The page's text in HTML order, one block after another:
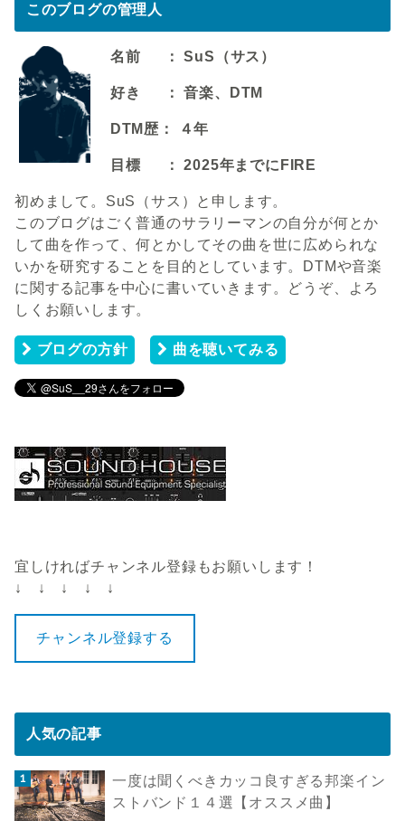
このブログの管理人
名前 ： SuS（サス）
好き ： 音楽、DTM
DTM歴： ４年
目標 ： 2025年までにFIRE
初めまして。SuS（サス）と申します。
このブログはごく普通のサラリーマンの自分が何とか
して曲を作って、何とかしてその曲を世に広められな
いかを研究することを目的としています。DTMや音楽
に関する記事を中心に書いていきます。どうぞ、よろ
しくお願いします。
ブログの方針 曲を聴いてみる
宜しければチャンネル登録もお願いします！
↓ ↓ ↓ ↓ ↓
チャンネル登録する
人気の記事
一度は聞くべきカッコ良すぎる邦楽イン
ストバンド１４選【オススメ曲】